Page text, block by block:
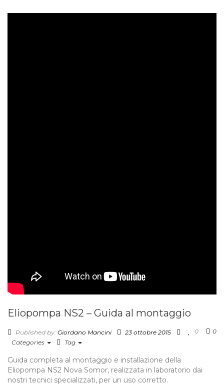
Eliopompa NS2 – Guida al montaggio
Published by: Giordano Mancini
23 ottobre 2015
Categories
Tag
0
0
Guida completa al montaggio e installazione della
Eliopompa NS2 Nova Somor, realizzata in laboratorio dai
nostri tecnici specializzati, per un uso corretto.